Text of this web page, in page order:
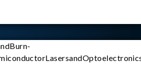
for this study.provides an